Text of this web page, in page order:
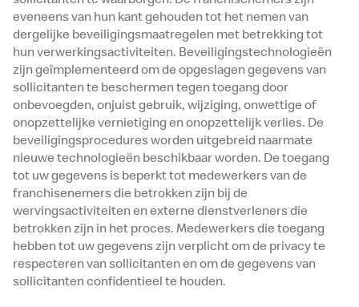
eveneens van hun kant gehouden tot het nemen van
dergelijke beveiligingsmaatregelen met betrekking tot
hun verwerkingsactiviteiten. Beveiligingstechnologieën
zijn geïmplementeerd om de opgeslagen gegevens van
sollicitanten te beschermen tegen toegang door
onbevoegden, onjuist gebruik, wijziging, onwettige of
onopzettelijke vernietiging en onopzettelijk verlies. De
beveiligingsprocedures worden uitgebreid naarmate
nieuwe technologieën beschikbaar worden. De toegang
tot uw gegevens is beperkt tot medewerkers van de
franchisenemers die betrokken zijn bij de
wervingsactiviteiten en externe dienstverleners die
betrokken zijn in het proces. Medewerkers die toegang
hebben tot uw gegevens zijn verplicht om de privacy te
respecteren van sollicitanten en om de gegevens van
sollicitanten confidentieel te houden.